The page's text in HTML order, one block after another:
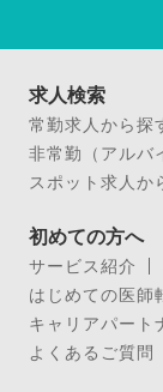
求人検索
常勤求人から探
非常勤（アルバ
スポット求人か
初めての方へ
サービス紹介
はじめての医師
キャリアパート
よくあるご質問